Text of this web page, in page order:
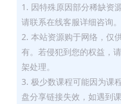
1. 因特殊原因部分稀缺资
请联系在线客服详细咨询。
2. 本站资源购于网络，仅
有。若侵犯到您的权益，
架处理。
3. 极少数课程可能因为课
盘分享链接失效，如遇到